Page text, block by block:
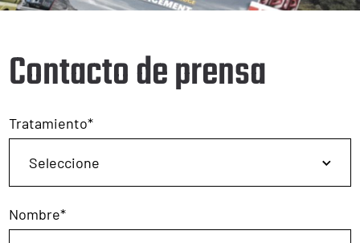
Contacto de prensa
Tratamiento*
Nombre*